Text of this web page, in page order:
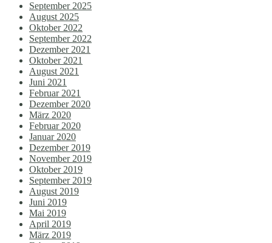
September 2025
August 2025
Oktober 2022
September 2022
Dezember 2021
Oktober 2021
August 2021
Juni 2021
Februar 2021
Dezember 2020
März 2020
Februar 2020
Januar 2020
Dezember 2019
November 2019
Oktober 2019
September 2019
August 2019
Juni 2019
Mai 2019
April 2019
März 2019